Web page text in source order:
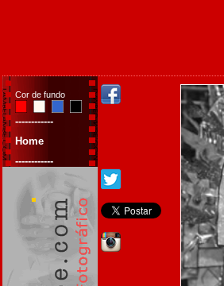
Cor de fundo
------------
Home
------------